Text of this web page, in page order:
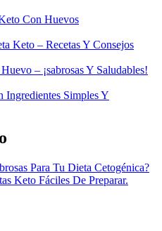
Con Huevos
Keto – Recetas Y Consejos
– ¡sabrosas Y Saludables!
Ingredientes Simples Y